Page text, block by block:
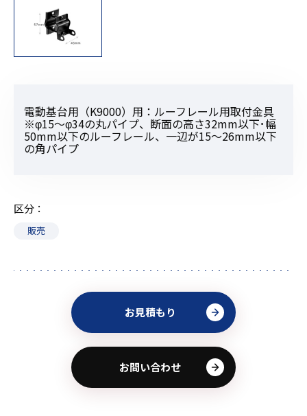
電動基台用（K9000）用：ルーフレール用取付金具
※φ15〜φ34の丸パイプ、断面の高さ32mm以下･幅
50mm以下のルーフレール、一辺が15〜26mm以下
の角パイプ
区分
販売
お見積もり
お問い合わせ